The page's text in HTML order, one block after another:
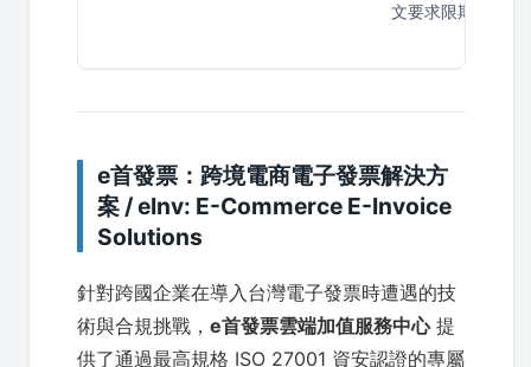
文要求限期改善。
e首發票：跨境電商電子發票解決方
案 / eInv: E-Commerce E-Invoice
Solutions
針對跨國企業在導入台灣電子發票時遭遇的技
術與合規挑戰， e首發票雲端加值服務中心提
供了通過最高規格 ISO 27001 資安認證的專屬